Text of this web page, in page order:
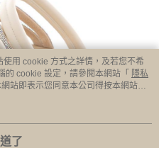
用 cookie 方式之詳情，及若您不希
的 cookie 設定，請參閱本網站「 隱私
站即表示您同意本公司得按本網站使
了